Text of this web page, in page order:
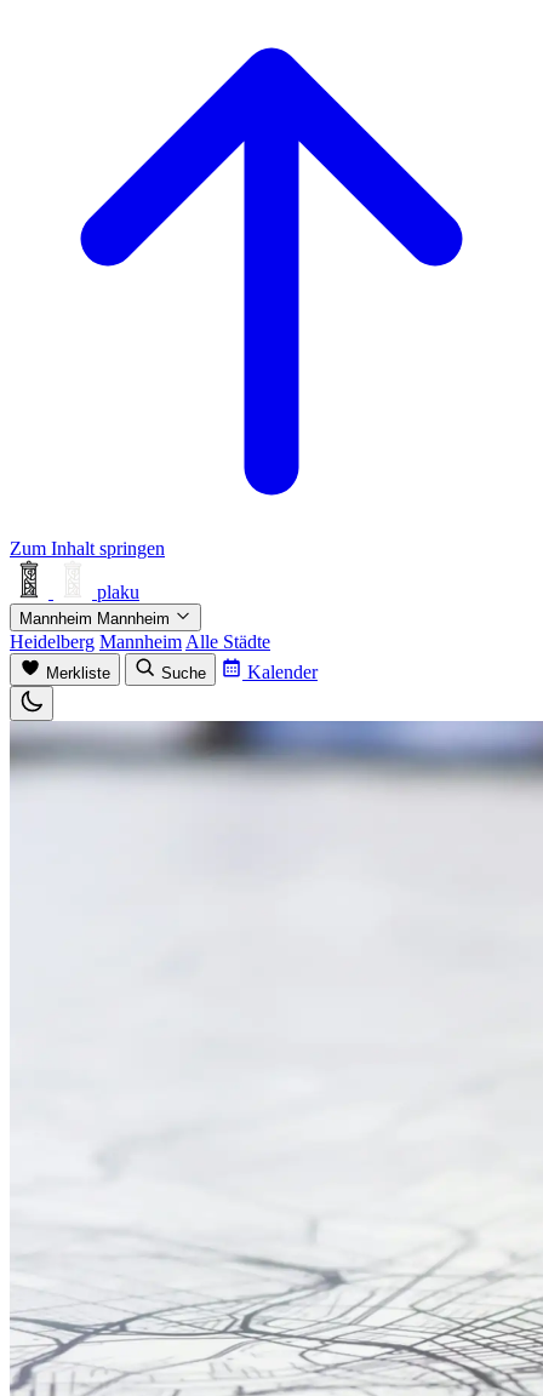
Zum Inhalt springen
plaku
Mannheim Mannheim
Heidelberg Mannheim Alle Städte
Merkliste Suche Kalender